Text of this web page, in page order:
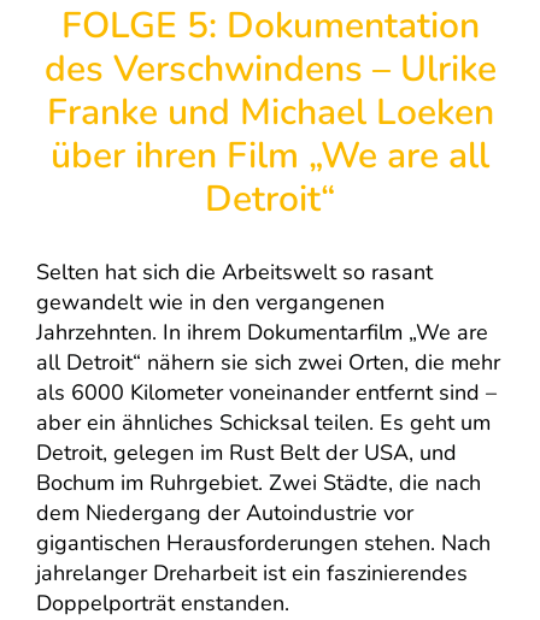
FOLGE 5: Dokumentation
des Verschwindens – Ulrike
Franke und Michael Loeken
über ihren Film „We are all
Detroit“
Selten hat sich die Arbeitswelt so rasant
gewandelt wie in den vergangenen
Jahrzehnten. In ihrem Dokumentarfilm „We are
all Detroit“ nähern sie sich zwei Orten, die mehr
als 6000 Kilometer voneinander entfernt sind –
aber ein ähnliches Schicksal teilen. Es geht um
Detroit, gelegen im Rust Belt der USA, und
Bochum im Ruhrgebiet. Zwei Städte, die nach
dem Niedergang der Autoindustrie vor
gigantischen Herausforderungen stehen. Nach
jahrelanger Dreharbeit ist ein faszinierendes
Doppelporträt enstanden.